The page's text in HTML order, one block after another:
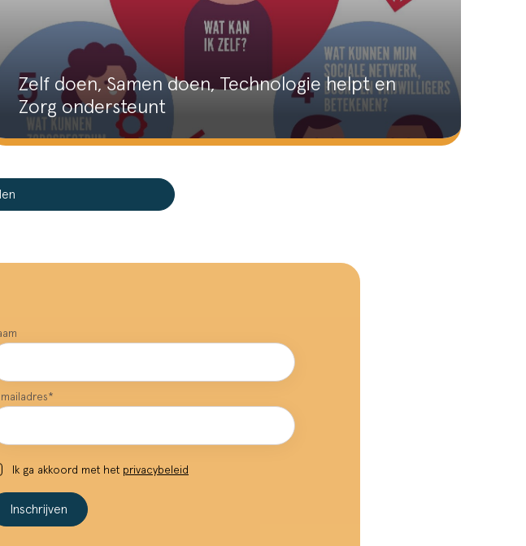
Zelf doen, Samen doen, Technologie helpt en
Zorg ondersteunt
*
Ik ga akkoord met het privacybeleid
Inschrijven